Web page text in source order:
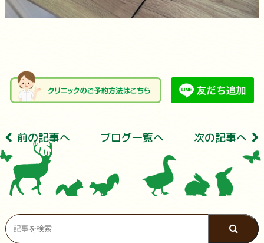
前の記事へ ブログ⼀覧へ 次の記事へ